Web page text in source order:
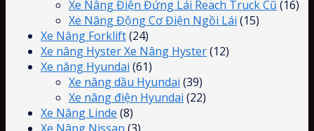
Xe Nâng Điện Đứng Lái Reach Truck Cũ (16)
Xe Nâng Động Cơ Điện Ngồi Lái (15)
Xe Nâng Forklift(24)
Xe nâng Hyster Xe Nâng Hyster(12)
Xe nâng Hyundai (61)
Xe nâng dầu Hyundai (39)
Xe nâng điện Hyundai (22)
Xe Nâng Linde (8)